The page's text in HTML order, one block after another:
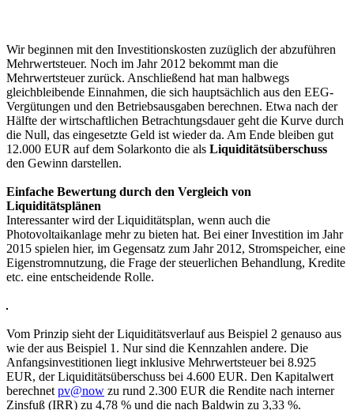
Wir beginnen mit den Investitionskosten zuzüglich der abzuführen
Mehrwertsteuer. Noch im Jahr 2012 bekommt man die
Mehrwertsteuer zurück. Anschließend hat man halbwegs
gleichbleibende Einnahmen, die sich hauptsächlich aus den EEG-
Vergütungen und den Betriebsausgaben berechnen. Etwa nach der
Hälfte der wirtschaftlichen Betrachtungsdauer geht die Kurve durch
die Null, das eingesetzte Geld ist wieder da. Am Ende bleiben gut
12.000 EUR auf dem Solarkonto die als Liquiditätsüberschuss
den Gewinn darstellen.
Einfache Bewertung durch den Vergleich von
Liquiditätsplänen
Interessanter wird der Liquiditätsplan, wenn auch die
Photovoltaikanlage mehr zu bieten hat. Bei einer Investition im Jahr
2015 spielen hier, im Gegensatz zum Jahr 2012, Stromspeicher, eine
Eigenstromnutzung, die Frage der steuerlichen Behandlung, Kredite
etc. eine entscheidende Rolle.
Vom Prinzip sieht der Liquiditätsverlauf aus Beispiel 2 genauso aus
wie der aus Beispiel 1. Nur sind die Kennzahlen andere. Die
Anfangsinvestitionen liegt inklusive Mehrwertsteuer bei 8.925
EUR, der Liquiditätsüberschuss bei 4.600 EUR. Den Kapitalwert
berechnet pv@now zu rund 2.300 EUR die Rendite nach interner
Zinsfuß (IRR) zu 4,78 % und die nach Baldwin zu 3,33 %.